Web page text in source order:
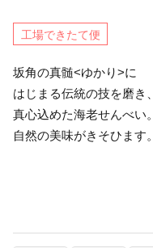
工場できたて便
坂角の真髄<ゆかり>に
はじまる伝統の技を磨き、
真心込めた海老せんべい。
自然の美味がきそひます。